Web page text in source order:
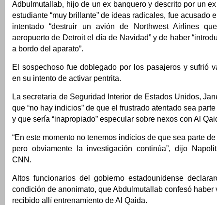
Adbulmutallab, hijo de un ex banquero y descrito por un
estudiante “muy brillante” de ideas radicales, fue acusado
intentado “destruir un avión de Northwest Airlines
aeropuerto de Detroit el día de Navidad” y de haber
a bordo del aparato”.
El sospechoso fue doblegado por los pasajeros y sufrió
en su intento de activar pentrita.
La secretaria de Seguridad Interior de Estados Unidos,
que “no hay indicios” de que el frustrado atentado sea
y que sería “inapropiado” especular sobre nexos con Al
“En este momento no tenemos indicios de que sea parte
pero obviamente la investigación continúa”, dijo
CNN.
Altos funcionarios del gobierno estadounidense
condición de anonimato, que Abdulmutallab confesó haber
recibido allí entrenamiento de Al Qaida.